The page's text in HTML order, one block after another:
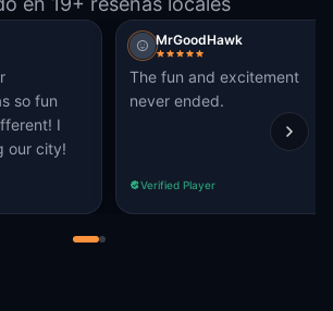
so fun
I
our city!
MrGoodHawk
The fun and excitement
never ended.
Verified Player